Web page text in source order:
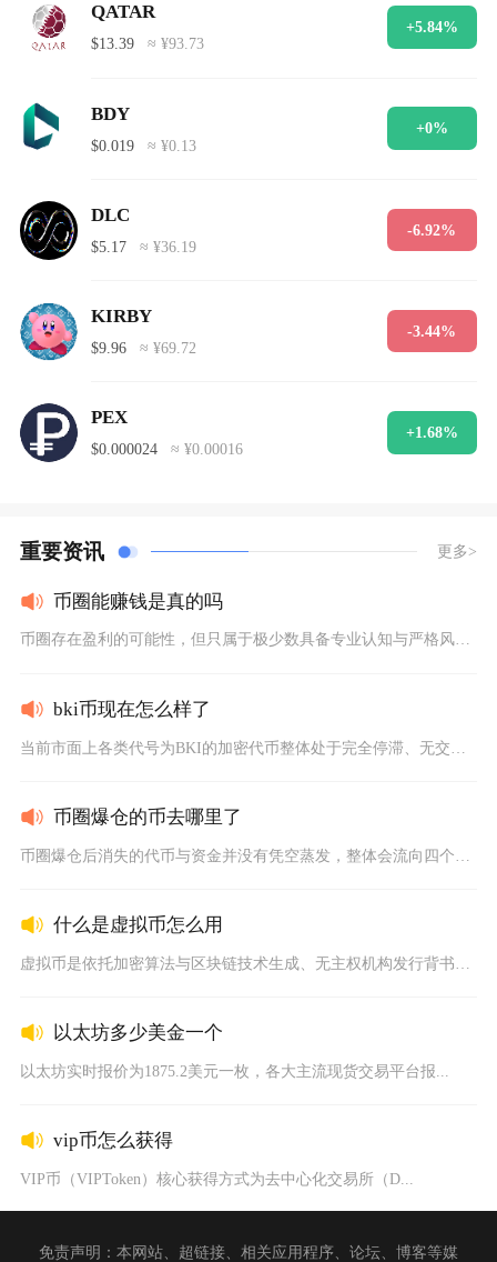
QATAR
$13.39 ≈ ¥93.73
+5.84%
BDY
$0.019 ≈ ¥0.13
+0%
DLC
$5.17 ≈ ¥36.19
-6.92%
KIRBY
$9.96 ≈ ¥69.72
-3.44%
PEX
$0.000024 ≈ ¥0.00016
+1.68%
重要资讯 更多>
币圈能赚钱是真的吗
币圈存在盈利的可能性，但只属于极少数具备专业认知与严格风控的...
bki币现在怎么样了
币圈爆仓的币去哪里了
什么是虚拟币怎么用
以太坊多少美金一个
以太坊实时报价为1875.2美元一枚，各大主流现货交易平台报...
vip币怎么获得
VIP币（VIPToken）核心获得方式为去中心化交易所（D...
免责声明：本网站、超链接、相关应用程序、论坛、博客等媒